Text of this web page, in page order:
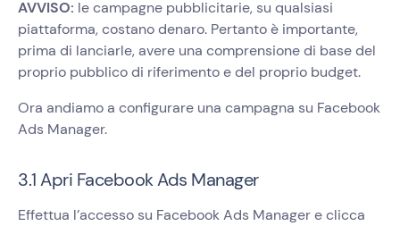
AVVISO: le campagne pubblicitarie, su qualsiasi
piattaforma, costano denaro. Pertanto è importante,
prima di lanciarle, avere una comprensione di base del
proprio pubblico di riferimento e del proprio budget.
Ora andiamo a configurare una campagna su Facebook
Ads Manager.
3.1 Apri Facebook Ads Manager
Effettua l’accesso su Facebook Ads Manager e clicca